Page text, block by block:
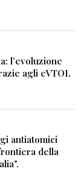
l’evoluzione
agli eVTOL
antiatomici
della